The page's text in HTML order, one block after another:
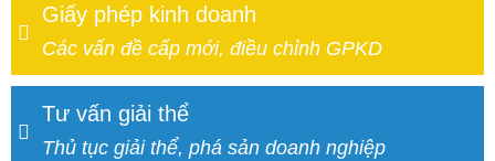
Giấy phép kinh doanh
Các vấn đề cấp mới, điều chỉnh GPKD
Tư vấn giải thể
Thủ tục giải thể, phá sản doanh nghiệp